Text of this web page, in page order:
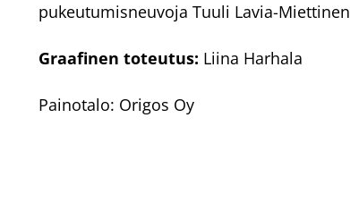
pukeutumisneuvoja Tuuli Lavia-Miettinen
Graafinen toteutus: Liina Harhala
Painotalo: Origos Oy